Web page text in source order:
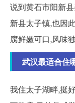
说到黄石市阳新
新县太子镇,也因
腐鲜嫩可口,风味
武汉最适合住
我住太子湖畔,挺